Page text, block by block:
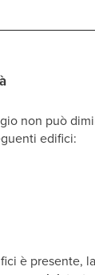
non può
edifici:
è presente,